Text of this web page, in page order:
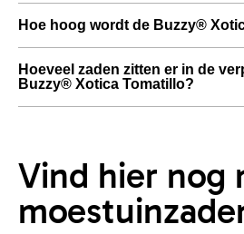
Hoe hoog wordt de Buzzy®
Hoeveel zaden zitten er in de
Buzzy® Xotica Tomatillo?
Vind hier nog